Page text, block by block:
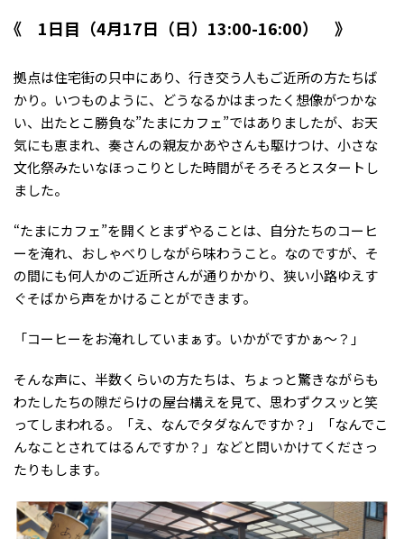
1日目（4月17日（日）13:00-16:00）
拠点は住宅街の只中にあり、行き交う人もご近所の方たちば
かり。いつものように、どうなるかはまったく想像がつかな
い、出たとこ勝負な”たまにカフェ”ではありましたが、お天
気にも恵まれ、奏さんの親友かあやさんも駆けつけ、小さな
文化祭みたいなほっこりとした時間がそろそろとスタートし
ました。
“たまにカフェ”を開くとまずやることは、自分たちのコーヒ
ーを淹れ、おしゃべりしながら味わうこと。なのですが、そ
の間にも何人かのご近所さんが通りかかり、狭い小路ゆえす
ぐそばから声をかけることができます。
「コーヒーをお淹れしていまぁす。いかがですかぁ〜？」
そんな声に、半数くらいの方たちは、ちょっと驚きながらも
わたしたちの隙だらけの屋台構えを見て、思わずクスッと笑
ってしまわれる。「え、なんでタダなんですか？」「なんでこ
んなことされてはるんですか？」などと問いかけてくださっ
たりもします。